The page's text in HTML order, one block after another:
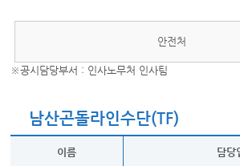
안전처
※공시담당부서 : 인사노무처 인사팀
남산곤돌라인수단(TF)
이름 담당